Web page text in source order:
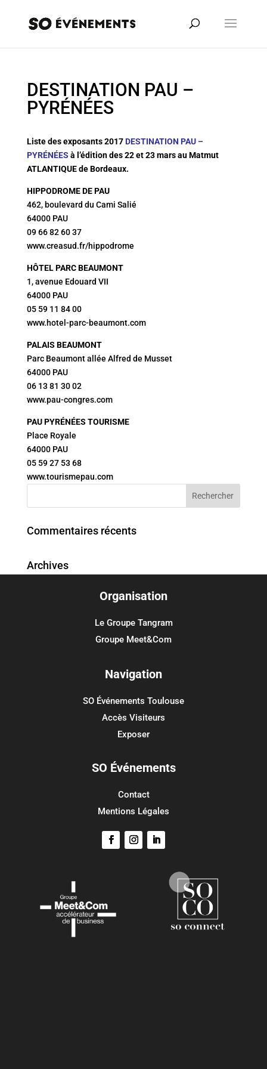
DESTINATION PAU –
PYRÉNÉES
Liste des exposants 2017 DESTINATION PAU –
PYRÉNÉES à l’édition des 22 et 23 mars au Matmut
ATLANTIQUE de Bordeaux.
HIPPODROME DE PAU
462, boulevard du Cami Salié
64000 PAU
09 66 82 60 37
www.creasud.fr/hippodrome
HÔTEL PARC BEAUMONT
1, avenue Edouard VII
64000 PAU
05 59 11 84 00
www.hotel-parc-beaumont.com
PALAIS BEAUMONT
Parc Beaumont allée Alfred de Musset
64000 PAU
06 13 81 30 02
www.pau-congres.com
PAU PYRÉNÉES TOURISME
Place Royale
64000 PAU
05 59 27 53 68
www.tourismepau.com
Commentaires récents
Archives
Flux des commentaires
Site de WordPress-FR
Organisation
Le Groupe Tangram
Groupe Meet&Com
Navigation
SO Événements Toulouse
Accès Visiteurs
Exposer
SO Événements
Contact
Mentions Légales